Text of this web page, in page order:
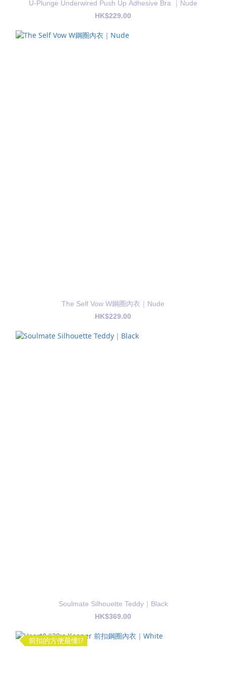
U-Plunge Underwired Push Up Adhesive Bra ｜Nude
HK$229.00
The Self Vow W鋼圈內衣｜Nude
HK$229.00
Soulmate Silhouette Teddy｜Black
HK$369.00
前扣的方便最懂!?